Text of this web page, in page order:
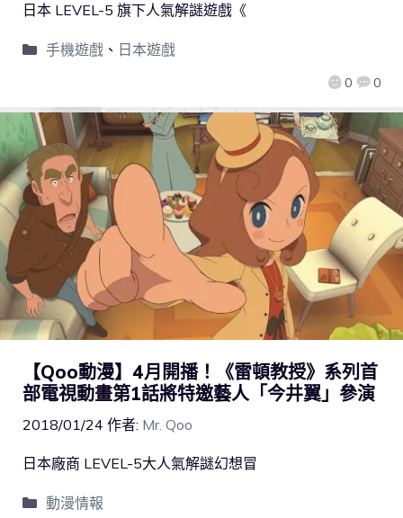
0 0
日本 LEVEL-5 旗下人氣解謎遊戲《
手機遊戲、 日本遊戲
【Qoo動漫】4月開播！《雷頓教授》系列首
部電視動畫第1話將特邀藝人「今井翼」參演
2018/01/24 作者: Mr. Qoo
日本廠商 LEVEL-5大人氣解謎幻想冒
動漫情報